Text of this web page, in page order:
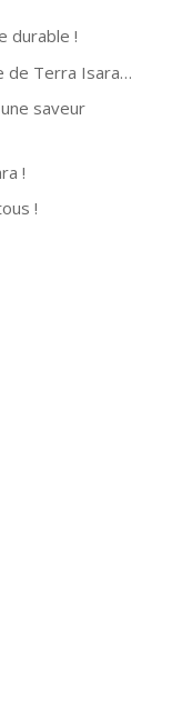
durable !
de Terra Isara…
saveur
!
!